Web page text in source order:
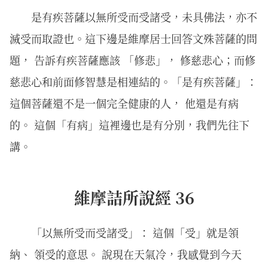
是有疾菩薩以無所受而受諸受，未具佛法，亦不
滅受而取證也。這下邊是維摩居士回答文殊菩薩的問
題， 告訴有疾菩薩應該 「修悲」， 修慈悲心；而修
慈悲心和前面修智慧是相連結的。「是有疾菩薩」：
這個菩薩還不是一個完全健康的人， 他還是有病
的。 這個「有病」這裡邊也是有分別，我們先往下
講。
維摩詰所說經 36
「以無所受而受諸受」： 這個「受」就是領
納、 領受的意思。 說現在天氣冷，我感覺到今天